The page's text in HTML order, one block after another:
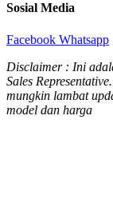
Sosial Media
Facebook Whatsapp
Disclaimer : Ini
Sales
mungkin lambat
model dan harga